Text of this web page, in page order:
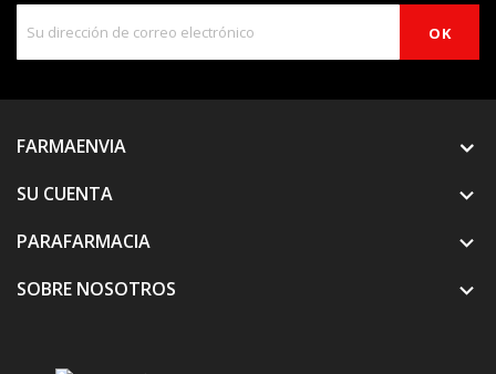
FARMAENVIA
SU CUENTA

PARAFARMACIA 
SOBRE NOSOTROS 